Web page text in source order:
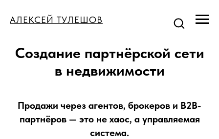
АЛЕКСЕЙ ТУЛЕШОВ
Создание партнёрской сети
в недвижимости
Продажи через агентов, брокеров и B2B-
партнёров — это не хаос, а управляемая
система.